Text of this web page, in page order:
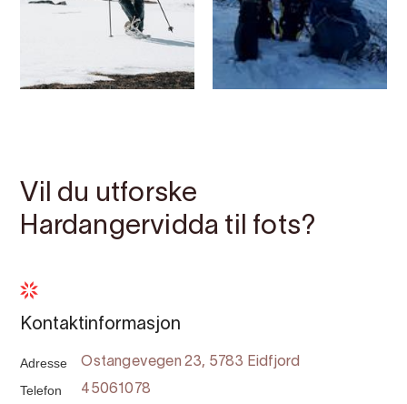
Vil du utforske
Hardangervidda til fots?
Kontaktinformasjon
Adresse Ostangevegen 23, 5783 Eidfjord
Telefon 45061078